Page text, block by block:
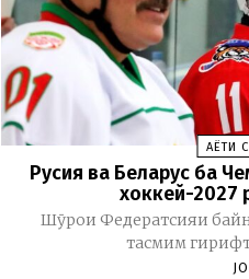
ҲАЁТИ
Русия ва Беларус ба
хоккей-2027
Шӯрои Федератсияи
тасмим